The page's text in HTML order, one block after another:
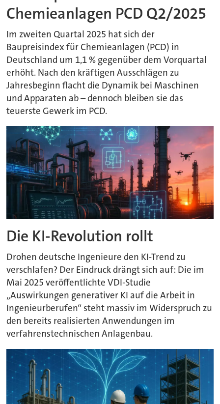
Chemieanlagen PCD Q2/2025
Im zweiten Quartal 2025 hat sich der
Baupreisindex für Chemieanlagen (PCD) in
Deutschland um 1,1 % gegenüber dem Vorquartal
erhöht. Nach den kräftigen Ausschlägen zu
Jahresbeginn flacht die Dynamik bei Maschinen
und Apparaten ab – dennoch bleiben sie das
teuerste Gewerk im PCD.
Die KI-Revolution rollt
Drohen deutsche Ingenieure den KI-Trend zu
verschlafen? Der Eindruck drängt sich auf: Die im
Mai 2025 veröffentlichte VDI-Studie
„Auswirkungen generativer KI auf die Arbeit in
Ingenieurberufen“ steht massiv im Widerspruch zu
den bereits realisierten Anwendungen im
verfahrenstechnischen Anlagenbau.